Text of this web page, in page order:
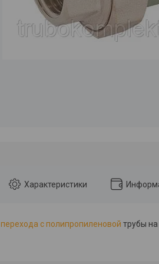
Характеристики
перехода с полипропиленовой трубы